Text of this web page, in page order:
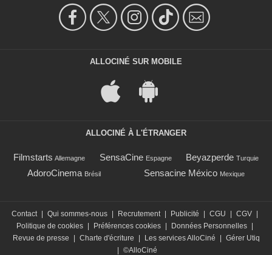
ALLOCINÉ SUR MOBILE
ALLOCINÉ À L'ÉTRANGER
Filmstarts Allemagne SensaCine Espagne Beyazperde Turquie
AdoroCinema Brésil Sensacine México Mexique
Contact | Qui sommes-nous | Recrutement | Publicité | CGU | CGV |
Politique de cookies | Préférences cookies | Données Personnelles |
Revue de presse
| Charte d'écriture | Les services AlloCiné | Gérer Utiq
| ©AlloCiné